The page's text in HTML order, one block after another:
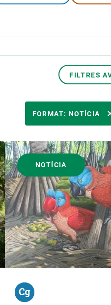
FILTRES
FORMAT: NOTÍCIA
NOTÍCIA
Serveis tècnics